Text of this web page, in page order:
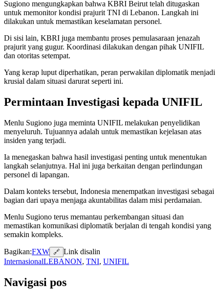
Sugiono mengungkapkan bahwa KBRI Beirut telah ditugaskan
untuk memonitor kondisi prajurit TNI di Lebanon. Langkah ini
dilakukan untuk memastikan keselamatan personel.
Di sisi lain, KBRI juga membantu proses pemulasaraan jenazah
prajurit yang gugur. Koordinasi dilakukan dengan pihak UNIFIL
dan otoritas setempat.
Yang kerap luput diperhatikan, peran perwakilan diplomatik menjadi
krusial dalam situasi darurat seperti ini.
Permintaan Investigasi kepada UNIFIL
Menlu Sugiono juga meminta UNIFIL melakukan penyelidikan
menyeluruh. Tujuannya adalah untuk memastikan kejelasan atas
insiden yang terjadi.
Ia menegaskan bahwa hasil investigasi penting untuk menentukan
langkah selanjutnya. Hal ini juga berkaitan dengan perlindungan
personel di lapangan.
Dalam konteks tersebut, Indonesia menempatkan investigasi sebagai
bagian dari upaya menjaga akuntabilitas dalam misi perdamaian.
Menlu Sugiono terus memantau perkembangan situasi dan
memastikan komunikasi diplomatik berjalan di tengah kondisi yang
semakin kompleks.
Bagikan:FXW 🔗 Link disalin
InternasionalLEBANON, TNI, UNIFIL
Navigasi pos